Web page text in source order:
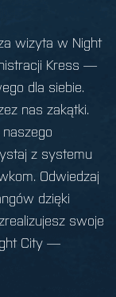
wizyta w Night
Kress —
dla siebie.
nas zakątki.
z systemu
Odwiedzaj
dzięki
swoje
City —